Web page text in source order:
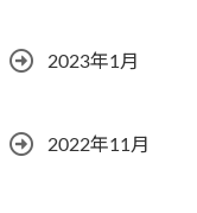
2023年1月
2022年11月